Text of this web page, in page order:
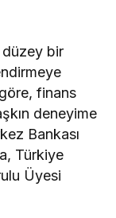
düzey bir
finans
deneyime
Bankası
Türkiye
Üyesi